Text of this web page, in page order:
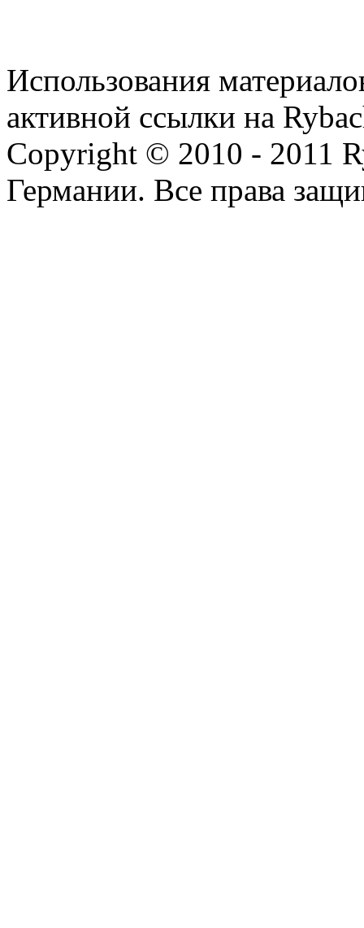
Использования
активной ссылки на
Copyright © 2010 - 2011
Германии. Все права